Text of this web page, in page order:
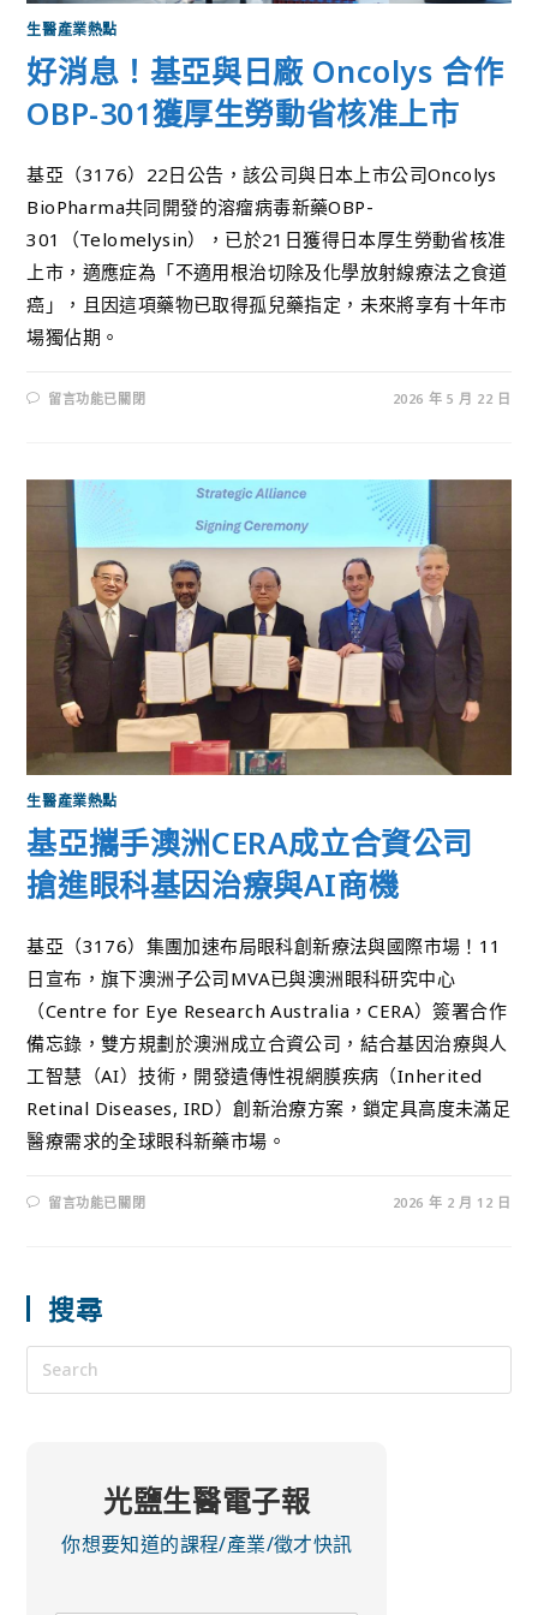
生醫產業熱點
好消息！基亞與日廠 Oncolys 合作
OBP-301獲厚生勞動省核准上市
基亞（3176）22日公告，該公司與日本上市公司Oncolys
BioPharma共同開發的溶瘤病毒新藥OBP-
301（Telomelysin），已於21日獲得日本厚生勞動省核准
上市，適應症為「不適用根治切除及化學放射線療法之食道
癌」，且因這項藥物已取得孤兒藥指定，未來將享有十年市
場獨佔期。
留言功能已關閉 2026 年 5 月 22 日
生醫產業熱點
基亞攜手澳洲CERA成立合資公司
搶進眼科基因治療與AI商機
基亞（3176）集團加速布局眼科創新療法與國際市場！11
日宣布，旗下澳洲子公司MVA已與澳洲眼科研究中心
（Centre for Eye Research Australia，CERA）簽署合作
備忘錄，雙方規劃於澳洲成立合資公司，結合基因治療與人
工智慧（AI）技術，開發遺傳性視網膜疾病（Inherited
Retinal Diseases, IRD）創新治療方案，鎖定具高度未滿足
醫療需求的全球眼科新藥市場。
留言功能已關閉 2026 年 2 月 12 日
搜尋
光鹽生醫電子報
你想要知道的課程/產業/徵才快訊